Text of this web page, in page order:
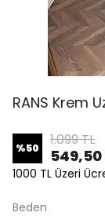
RANS Krem
%50 1.099 TL
549,50
1000 TL Üzeri
Beden